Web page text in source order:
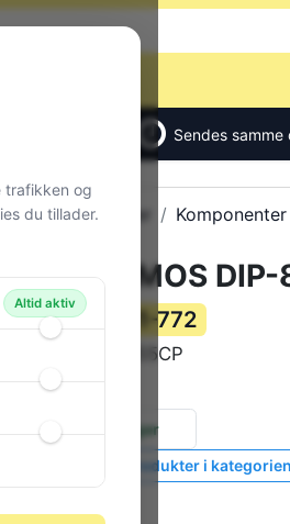
Sendes
Alle produkter Komponenter
Timer CMOS DIP-
Varenummer: 81-772
TLC555CP
Vægt:0 g
på lager
Vis lignende produkter i
TLC555CP
trafikken og
du tillader.
Altid aktiv